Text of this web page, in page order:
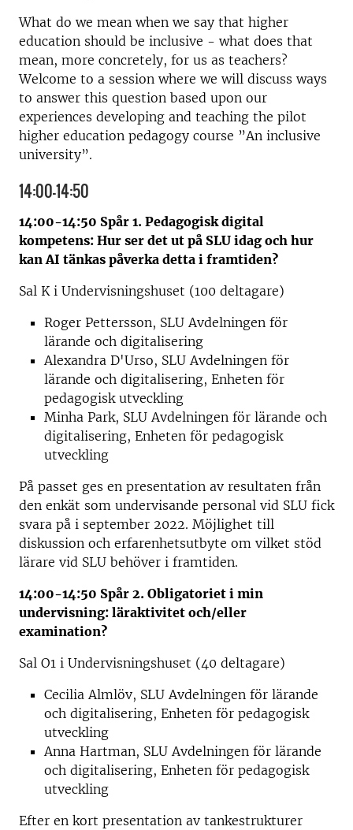
What do we mean when we say that higher
education should be inclusive - what does that
mean, more concretely, for us as teachers?
Welcome to a session where we will discuss ways
to answer this question based upon our
experiences developing and teaching the pilot
higher education pedagogy course ”An inclusive
university”.
14:00-14:50
14:00-14:50 Spår 1. Pedagogisk digital
kompetens: Hur ser det ut på SLU idag och hur
kan AI tänkas påverka detta i framtiden?
Sal K i Undervisningshuset (100 deltagare)
Roger Pettersson, SLU Avdelningen för
lärande och digitalisering
Alexandra D'Urso, SLU Avdelningen för
lärande och digitalisering, Enheten för
pedagogisk utveckling
Minha Park, SLU Avdelningen för lärande och
digitalisering, Enheten för pedagogisk
utveckling
På passet ges en presentation av resultaten från
den enkät som undervisande personal vid SLU fick
svara på i september 2022. Möjlighet till
diskussion och erfarenhetsutbyte om vilket stöd
lärare vid SLU behöver i framtiden.
14:00-14:50 Spår 2. Obligatoriet i min
undervisning: läraktivitet och/eller
examination?
Sal O1 i Undervisningshuset (40 deltagare)
Cecilia Almlöv, SLU Avdelningen för lärande
och digitalisering, Enheten för pedagogisk
utveckling
Anna Hartman, SLU Avdelningen för lärande
och digitalisering, Enheten för pedagogisk
utveckling
Efter en kort presentation av tankestrukturer